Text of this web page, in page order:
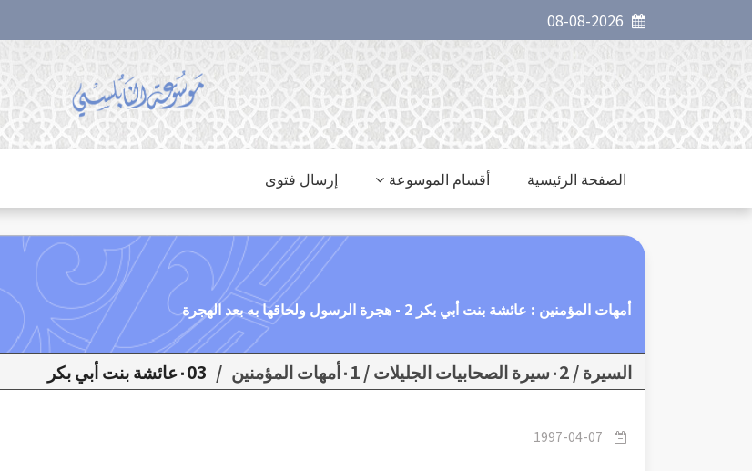
الصفحة الرئيسية أقسام الموسوعة إرسال فتوى
أمهات المؤمنين : عائشة بنت أبي بكر 2 - هجرة الرسول ولحاقها به بعد الهجرة
السيرة / ٠2سيرة الصحابيات الجليلات / ٠1أمهات المؤمنين / ٠03عائشة بنت أبي بكر
1997-04-07